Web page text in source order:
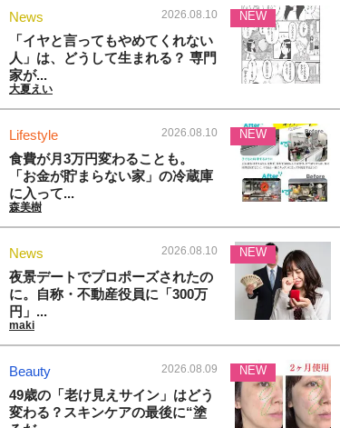
News 2026.08.10
「イヤと言ってもやめてくれない
人」は、どうして生まれる？ 専門
家が...
大夏えい
NEW
Lifestyle 2026.08.10
食費が月3万円変わることも。
「お金が貯まらない家」の冷蔵庫
に入って...
森美樹
NEW
News 2026.08.10
夜景デートでプロポーズされたの
に。自称・不動産役員に「300万
円」...
maki
NEW
Beauty 2026.08.09
49歳の「老け見えサイン」はどう
変わる？スキンケアの最後に“塗
NEW